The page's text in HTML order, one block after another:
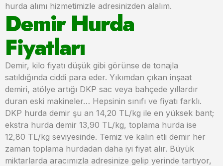
hurda alımı hizmetimizle adresinizden alalım.
Demir Hurda
Fiyatları
Demir, kilo fiyatı düşük gibi görünse de tonajla
satıldığında ciddi para eder. Yıkımdan çıkan inşaat
demiri, atölye artığı DKP sac veya bahçede yıllardır
duran eski makineler… Hepsinin sınıfı ve fiyatı farklı.
DKP hurda demir şu an 14,20 TL/kg ile en yüksek bant;
ekstra hurda demir 13,90 TL/kg, toplama hurda ise
12,80 TL/kg seviyesinde. Temiz ve kalın etli demir her
zaman toplama hurdadan daha iyi fiyat alır. Büyük
miktarlarda aracımızla adresinize gelip yerinde tartıyor,